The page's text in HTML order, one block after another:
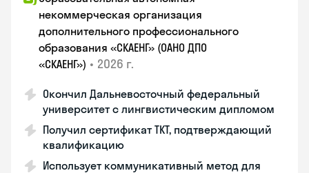
некоммерческая организация
дополнительного профессионального
образования «СКАЕНГ» (ОАНО ДПО
«СКАЕНГ») • 2026 г.
Окончил Дальневосточный федеральный
университет с лингвистическим дипломом
Получил сертификат TKT, подтверждающий
квалификацию
Использует коммуникативный метод для